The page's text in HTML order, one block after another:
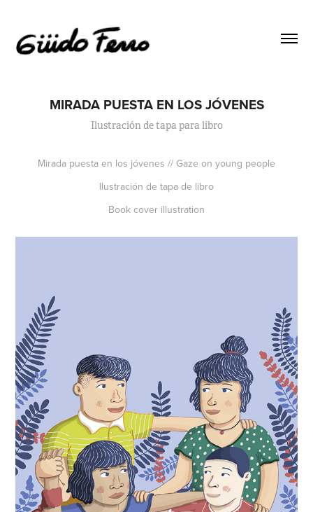
MIRADA PUESTA EN LOS JÓVENES
Ilustración de tapa para libro
Mirada puesta en los jóvenes // Gaze on young people
Ilustración de tapa de libro
Book cover illustration